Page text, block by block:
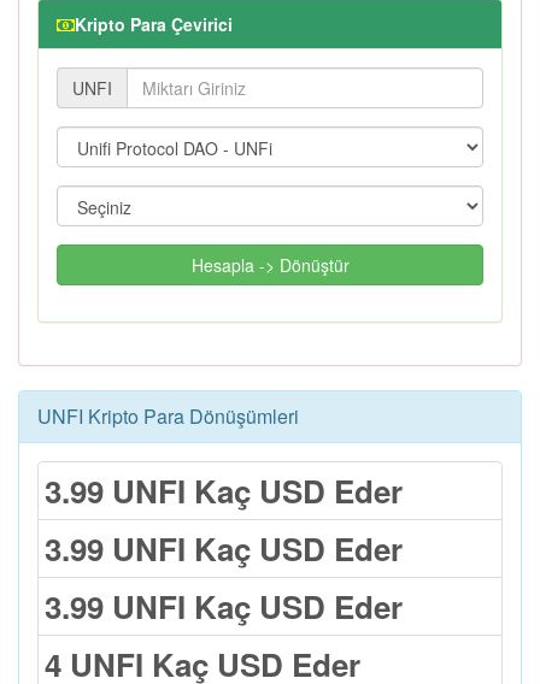
Kripto Para Çevirici
UNFI
Hesapla -> Dönüştür
UNFI Kripto Para Dönüşümleri
3.99 UNFI Kaç USD Eder
3.99 UNFI Kaç USD Eder
3.99 UNFI Kaç USD Eder
4 UNFI Kaç USD Eder